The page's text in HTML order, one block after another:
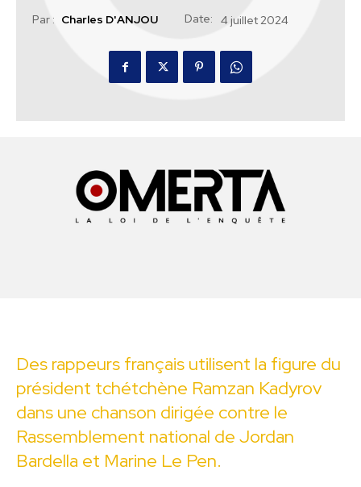
Par : Charles D'ANJOU Date: 4 juillet 2024
Des rappeurs français utilisent la figure du
président tchétchène Ramzan Kadyrov
dans une chanson dirigée contre le
Rassemblement national de Jordan
Bardella et Marine Le Pen.